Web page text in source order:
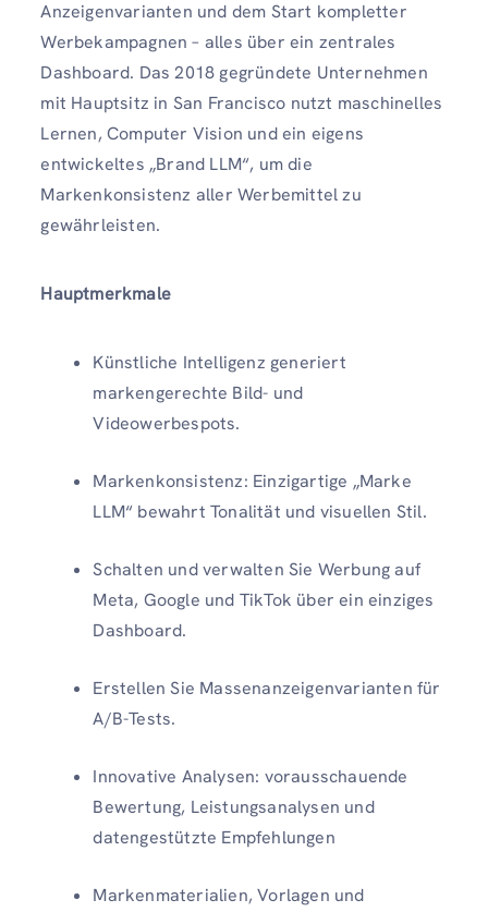
Anzeigenvarianten und dem Start kompletter
Werbekampagnen – alles über ein zentrales
Dashboard. Das 2018 gegründete Unternehmen
mit Hauptsitz in San Francisco nutzt maschinelles
Lernen, Computer Vision und ein eigens
entwickeltes „Brand LLM“, um die
Markenkonsistenz aller Werbemittel zu
gewährleisten.
Hauptmerkmale
Künstliche Intelligenz generiert
markengerechte Bild- und
Videowerbespots.
Markenkonsistenz: Einzigartige „Marke
LLM“ bewahrt Tonalität und visuellen Stil.
Schalten und verwalten Sie Werbung auf
Meta, Google und TikTok über ein einziges
Dashboard.
Erstellen Sie Massenanzeigenvarianten für
A/B-Tests.
Innovative Analysen: vorausschauende
Bewertung, Leistungsanalysen und
datengestützte Empfehlungen
Markenmaterialien, Vorlagen und